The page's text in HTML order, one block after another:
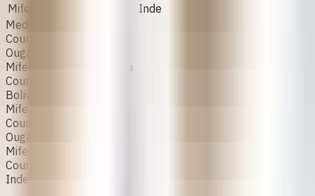
Mifegest
Inde
Mediprist
Countries
Ouganda
Mifepristone LinePharma
Countries
Bolivie, Colombie
Mifetril
Countries
Ouganda
Mifegest
Countries
Inde